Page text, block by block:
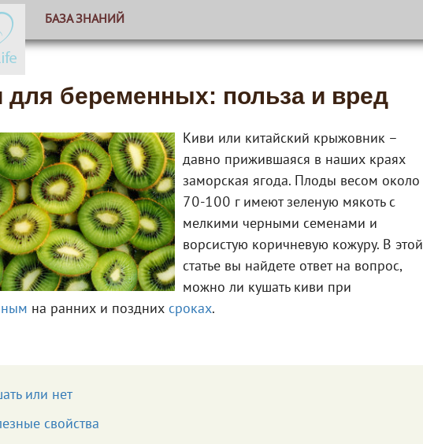
БАЗА ЗНАНИЙ
для беременных: польза и вред
Киви или китайский крыжовник –
давно прижившаяся в наших краях
заморская ягода. Плоды весом около
70-100 г имеют зеленую мякоть с
мелкими черными семенами и
ворсистую коричневую кожуру. В этой
статье вы найдете ответ на вопрос,
можно ли кушать киви при
на ранних и поздних сроках.
или нет
свойства